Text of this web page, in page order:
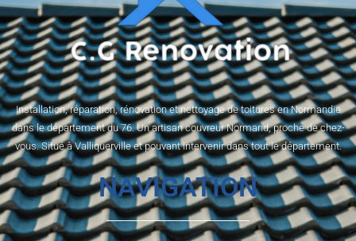
Installation, réparation, rénovation et nettoyage de toitures en Normandie
dans le département du 76. Un artisan couvreur Normand, proche de chez-
vous. Situé à Valliquerville et pouvant intervenir dans tout le département.
NAVIGATION